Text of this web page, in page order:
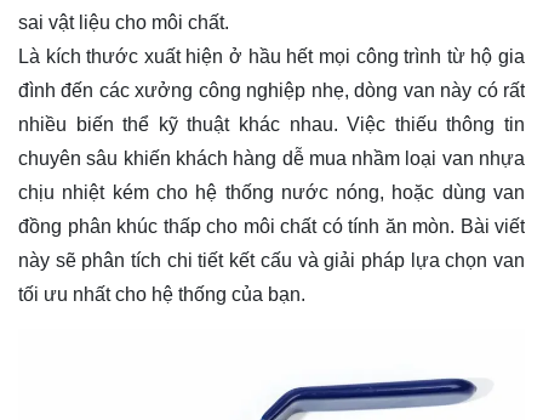
sai vật liệu cho môi chất.
Là kích thước xuất hiện ở hầu hết mọi công trình từ hộ gia
đình đến các xưởng công nghiệp nhẹ, dòng van này có rất
nhiều biến thể kỹ thuật khác nhau. Việc thiếu thông tin
chuyên sâu khiến khách hàng dễ mua nhầm loại van nhựa
chịu nhiệt kém cho hệ thống nước nóng, hoặc dùng van
đồng phân khúc thấp cho môi chất có tính ăn mòn. Bài viết
này sẽ phân tích chi tiết kết cấu và giải pháp lựa chọn van
tối ưu nhất cho hệ thống của bạn.